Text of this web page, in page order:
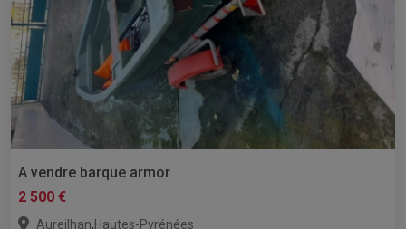
A vendre barque armor
2 500 €
Aureilhan,Hautes-Pyrénées